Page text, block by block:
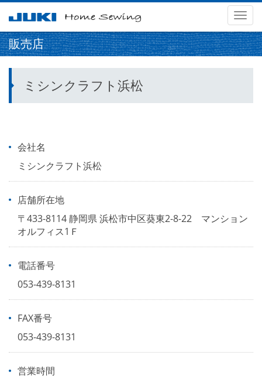
メ
ニ
ュ
ー
販売店
ミシンクラフト浜松
会社名
ミシンクラフト浜松
店舗所在地
〒433-8114 静岡県 浜松市中区葵東2-8-22 マンション
オルフィス1Ｆ
電話番号
053-439-8131
FAX番号
053-439-8131
営業時間